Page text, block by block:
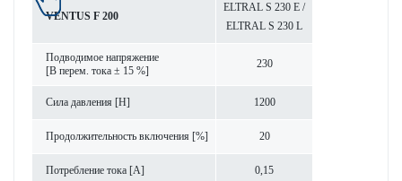
VENTUS F 200
ELTRAL S 230 E /
ELTRAL S 230 L
Под­вод­имое напряжение
[В перем. тока ± 15 %]
230
Сила дав­ления [Н] 1200
Продолжительность включения [%] 20
Потреб­л­ение тока [A] 0,15